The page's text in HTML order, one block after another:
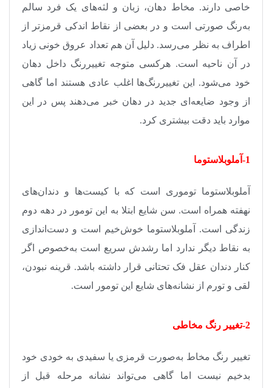
خاصی دارند. مخاط دهان، زبان و لثه‌های یک فرد سالم
به‌رنگ صورتی است و در بعضی از نقاط اندکی قرمزتر از
اطراف به نظر می‌رسد. دلیل آن هم تعداد عروق خونی زیاد
در آن ناحیه است. هرکسی متوجه تغییررنگ داخل دهان
خود می‌شود. این تغییررنگ‌ها اغلب عادی هستند اما گاهی
از وجود ضایعه‌ای جدید در دهان خبر می‌دهند پس در این
موارد باید دقت بیشتری کرد.
1-آملوبلاستوما
آملوبلاستوما توموری است که با کیست‌ها و دندان‌های
نهفته همراه است. سن شایع ابتلا به این تومور در دهه دوم
زندگی است. آملوبلاستوما خوش‌خیم است و دست‌اندازی
به نقاط دیگر ندارد اما رشدش سریع است به‌خصوص اگر
کنار دندان عقل فک تحتانی قرار داشته باشد. قرینه نبودن،
لقی و تورم از نشانه‌‌های شایع این تومور است.
2-تغییر رنگ مخاطی
تغییر رنگ مخاط به‌صورت قرمزی یا سفیدی به خودی خود
بدخیم نیست اما گاهی می‌تواند نشانه مرحله قبل از